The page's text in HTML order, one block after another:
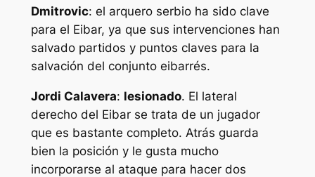
Dmitrovic: el arquero serbio ha sido clave
para el Eibar, ya que sus intervenciones han
salvado partidos y puntos claves para la
salvación del conjunto eibarrés.
Jordi Calavera: lesionado. El lateral
derecho del Eibar se trata de un jugador
que es bastante completo. Atrás guarda
bien la posición y le gusta mucho
incorporarse al ataque para hacer dos